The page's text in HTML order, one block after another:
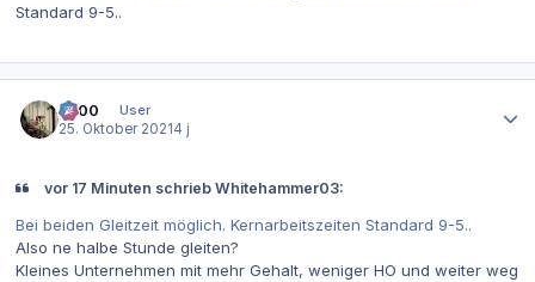
Standard 9-5..
0x00
User
25. Oktober 2021 4 j
vor 17 Minuten schrieb Whitehammer03:
Bei beiden Gleitzeit möglich. Kernarbeitszeiten Standard 9-5..
Also ne halbe Stunde gleiten?
Kleines Unternehmen mit mehr Gehalt, weniger HO und weiter weg